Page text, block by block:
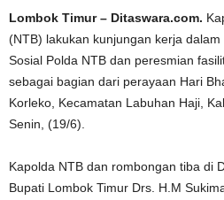
Lombok Timur – Ditaswara.com.
(NTB) lakukan kunjungan kerja
Sosial Polda NTB dan peresmian
sebagai bagian dari perayaan Hari
Korleko, Kecamatan Labuhan Haji,
Senin, (19/6).
Kapolda NTB dan rombongan tiba di
Bupati Lombok Timur Drs. H.M